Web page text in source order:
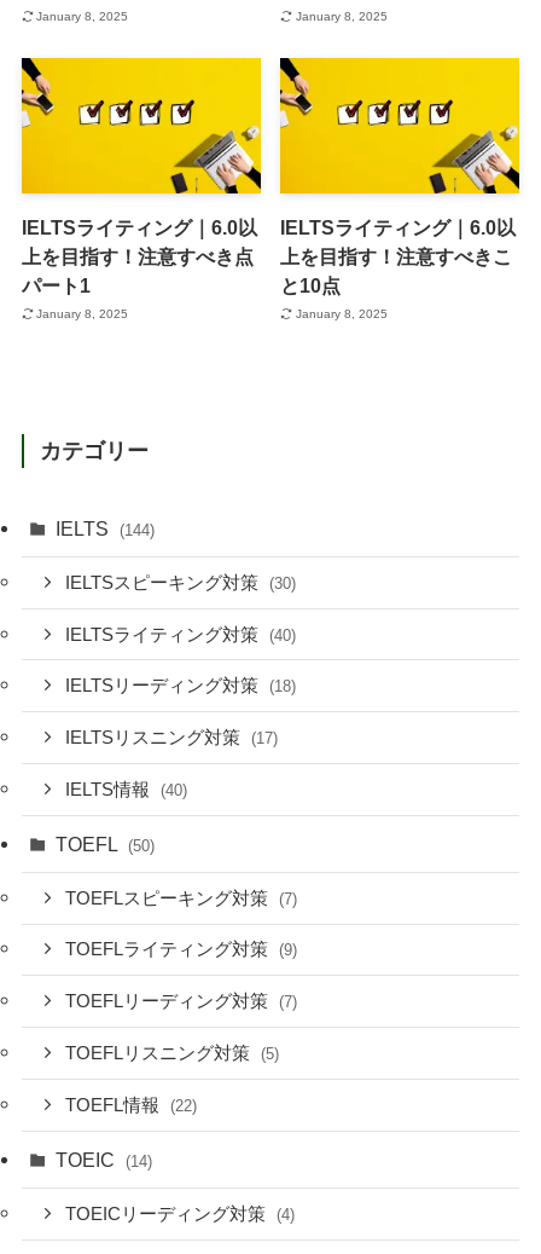
January 8, 2025 January 8, 2025
IELTSライティング｜6.0以
上を目指す！注意すべき点
パート1
January 8, 2025
IELTSライティング｜6.0以
上を目指す！注意すべきこ
と10点
January 8, 2025
カテゴリー
IELTS (144)
IELTSスピーキング対策 (30)
IELTSライティング対策 (40)
IELTSリーディング対策 (18)
IELTSリスニング対策 (17)
IELTS情報 (40)
TOEFL (50)
TOEFLスピーキング対策 (7)
TOEFLライティング対策 (9)
TOEFLリーディング対策 (7)
TOEFLリスニング対策 (5)
TOEFL情報 (22)
TOEIC (14)
TOEICリーディング対策 (4)